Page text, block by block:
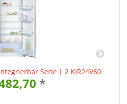
Serie | 2 KIR24V60
*